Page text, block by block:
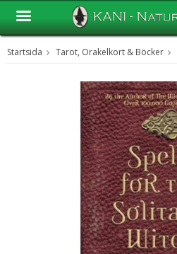
Startsida Tarot, Orakelkort & Böcker